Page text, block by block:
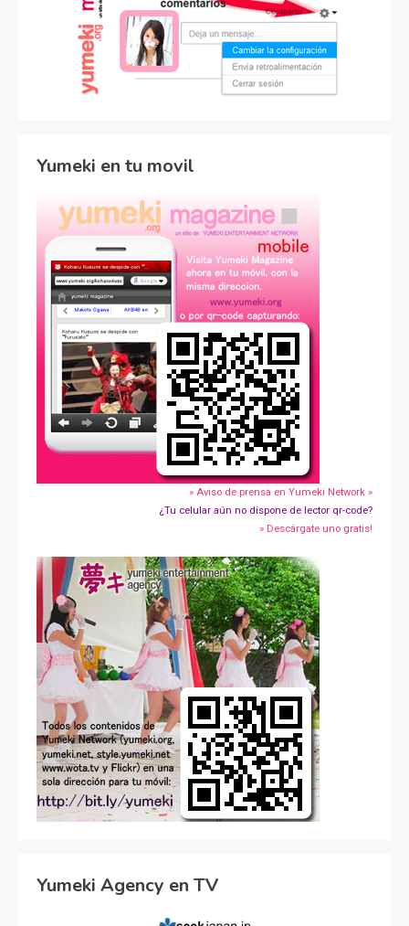
Yumeki en tu movil
» Aviso de prensa en Yumeki Network »
¿Tu celular aún no dispone de lector qr-code?
» Descárgate uno gratis!
Yumeki Agency en TV